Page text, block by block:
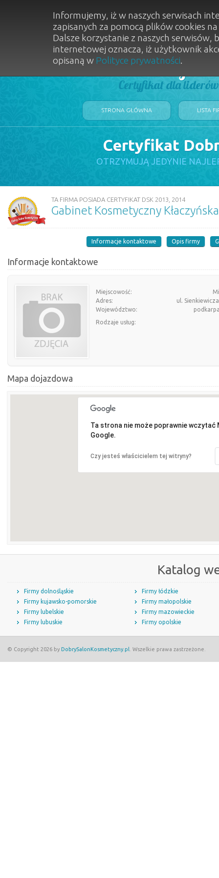
Dobry
Certyfikat dla
STRONA GŁÓWNA LISTA
Certyfikat
OTRZYMUJĄ JEDYNIE
TA FIRMA POSIADA CERTYFIKAT DSK 2013, 2014
Gabinet Kosmetyczny
Informacje kontaktowe Opis firmy
Informacje kontaktowe
Miejscowość:
Adres:
ul.
Województwo:
Rodzaje usług:
Mapa dojazdowa
Ta strona nie może poprawnie wczytać
Google.
Czy jesteś właścicielem tej witryny?
Katalog
Firmy dolnośląskie
Firmy kujawsko-pomorskie
Firmy lubelskie
Firmy lubuskie
Firmy łódzkie
Firmy małopolskie
Firmy mazowieckie
Firmy opolskie
© Copyright 2026 by DobrySalonKosmetyczny.pl . Wszelkie prawa zastrzeżone.
Informujemy, iż w naszych serwisach
zapisanych za pomocą plików cookies
Dalsze korzystanie z naszych
internetowej oznacza, iż użytkownik
opisaną w Polityce prywatności.